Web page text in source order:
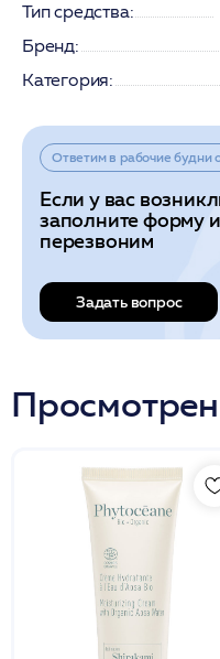
Тип средства:
Бренд:
Категория:
Ответим в рабочие будни
Если у вас
заполните форму
перезвоним
Задать вопрос